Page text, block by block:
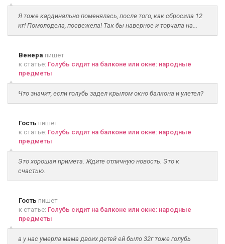
Я тоже кардинально поменялась, после того, как сбросила 12
кг! Помолодела, посвежела! Так бы наверное и торчала на...
Венера пишет
к статье: Голубь сидит на балконе или окне: народные
предметы
Что значит, если голубь задел крылом окно балкона и улетел?
Гость пишет
к статье: Голубь сидит на балконе или окне: народные
предметы
Это хорошая примета. Ждите отличную новость. Это к
счастью.
Гость пишет
к статье: Голубь сидит на балконе или окне: народные
предметы
а у нас умерла мама двоих детей ей было 32г тоже голубь